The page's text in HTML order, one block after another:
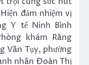
đảm nhiệm vị
Y tế Ninh Bình
khám Răng
Văn Tụy, phường
nhân Đoàn Thị